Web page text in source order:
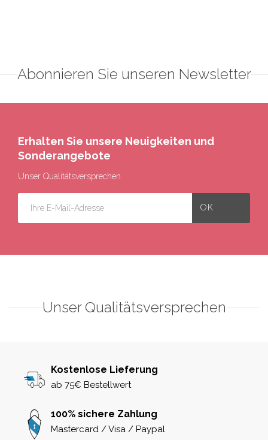
Abonnieren Sie unseren Newsletter
Erhalten Sie unsere Neuigkeiten und
Sonderangebote
Unser Qualitätsversprechen
Unser Qualitätsversprechen
Kostenlose Lieferung
ab 75€ Bestellwert
100% sichere Zahlung
Mastercard / Visa / Paypal